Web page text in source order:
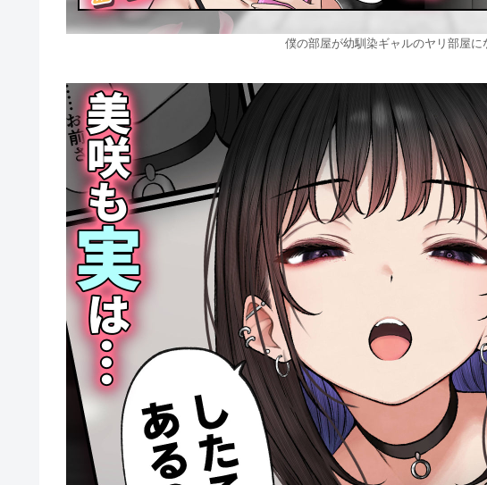
僕の部屋が幼馴染ギャルのヤリ部屋に